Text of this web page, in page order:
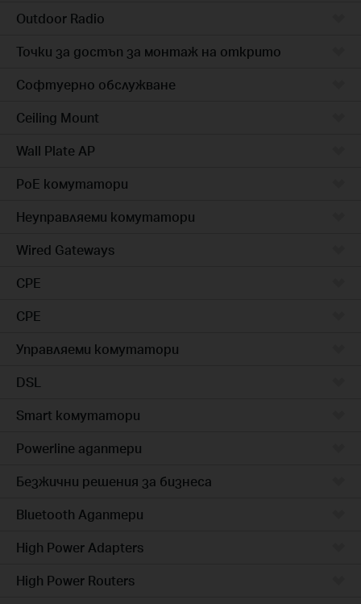
Outdoor Radio
Точки за достъп за монтаж на открито
Софтуерно обслужване
Ceiling Mount
Wall Plate AP
PoE комутатори
Неуправляеми комутатори
Wired Gateways
CPE
CPE
Управляеми комутатори
DSL
Smart комутатори
Powerline адаптери
Безжични решения за бизнеса
Bluetooth Адаптери
High Power Adapters
High Power Routers